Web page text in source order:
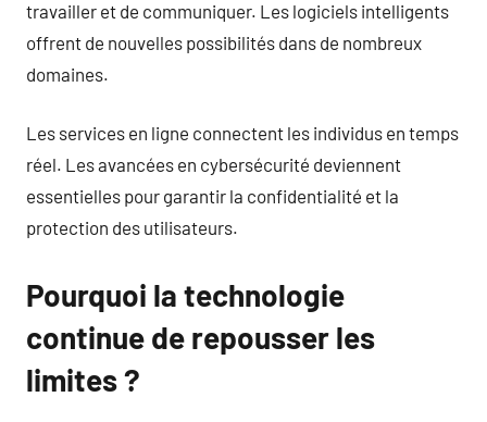
travailler et de communiquer. Les logiciels intelligents
offrent de nouvelles possibilités dans de nombreux
domaines.
Les services en ligne connectent les individus en temps
réel. Les avancées en cybersécurité deviennent
essentielles pour garantir la confidentialité et la
protection des utilisateurs.
Pourquoi la technologie
continue de repousser les
limites ?